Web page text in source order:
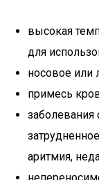
высокая
для
носовое или
примесь
аритмия,